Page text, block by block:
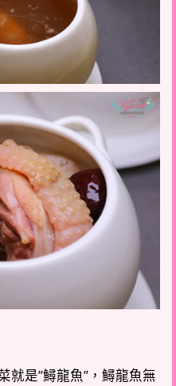
就是”鱘龍魚”，鱘龍魚無